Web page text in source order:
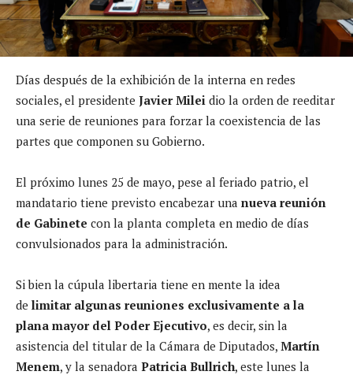
Días después de la exhibición de la interna en redes
sociales, el presidente Javier Milei dio la orden de reeditar
una serie de reuniones para forzar la coexistencia de las
partes que componen su Gobierno.
El próximo lunes 25 de mayo, pese al feriado patrio, el
mandatario tiene previsto encabezar una nueva reunión
de Gabinete con la planta completa en medio de días
convulsionados para la administración.
Si bien la cúpula libertaria tiene en mente la idea
de limitar algunas reuniones exclusivamente a la
plana mayor del Poder Ejecutivo, es decir, sin la
asistencia del titular de la Cámara de Diputados, Martín
Menem, y la senadora Patricia Bullrich, este lunes la